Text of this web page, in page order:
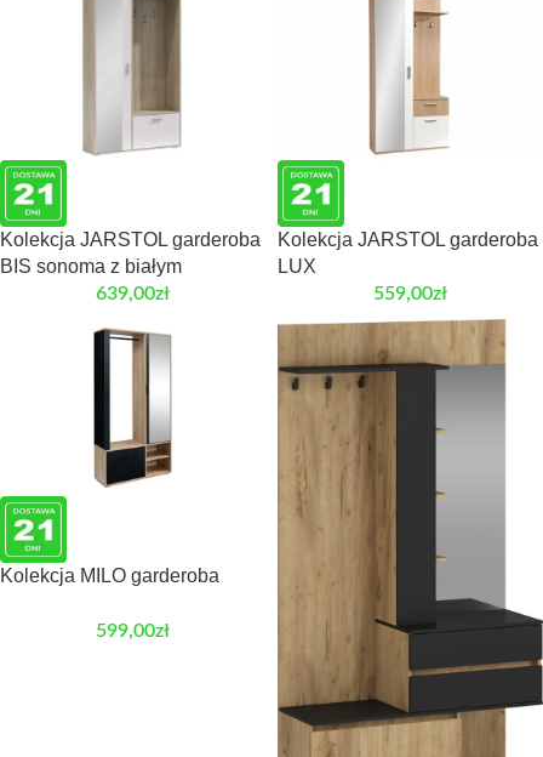
Kolekcja JARSTOL garderoba
BIS sonoma z białym
639,00zł
Kolekcja JARSTOL garderoba
LUX
559,00zł
Kolekcja MILO garderoba
599,00zł